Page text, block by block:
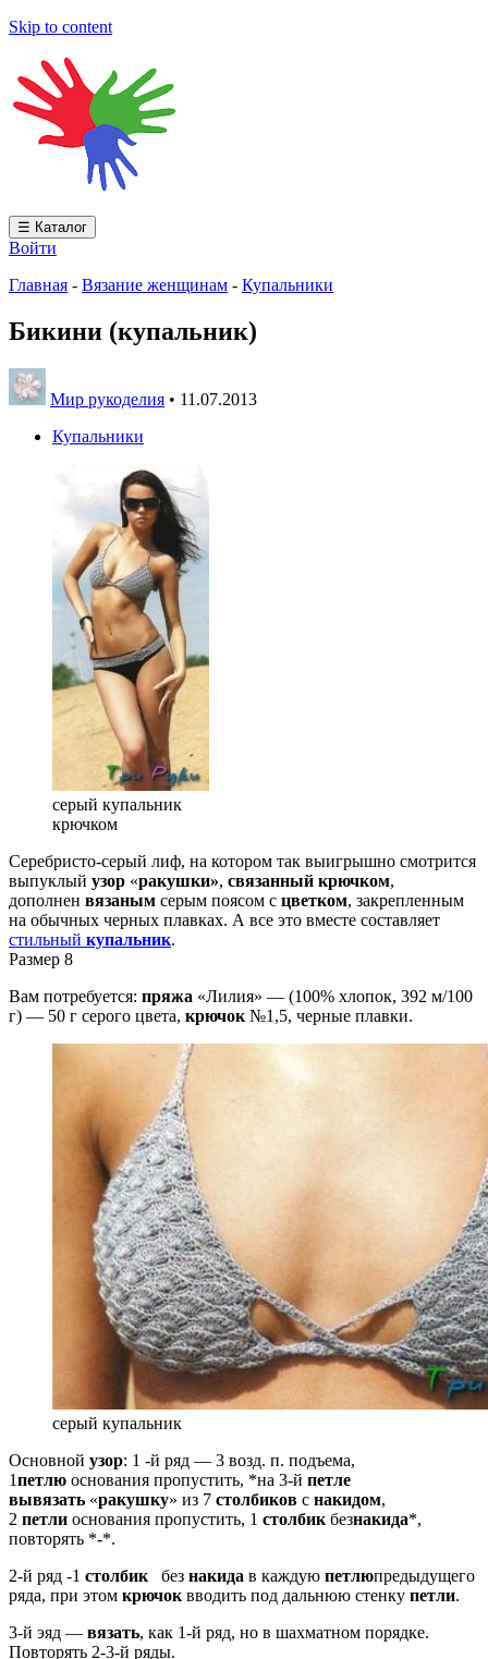
Skip to content
☰ Каталог
Войти
Главная - Вязание женщинам - Купальники
Бикини (купальник)
Мир рукоделия • 11.07.2013
Купальники
серый купальник
крючком
Серебристо-серый лиф, на котором так выигрышно смотрится
выпуклый узор «ракушки», связанный крючком,
дополнен вязаным серым поясом с цветком, закрепленным
на обычных черных плавках. А все это вместе составляет
стильный купальник.
Размер 8
Вам потребуется: пряжа «Лилия» — (100% хлопок, 392 м/100
г) — 50 г серого цвета, крючок №1,5, черные плавки.
серый купальник
Основной узор: 1 -й ряд — 3 возд. п. подъема,
1петлю основания пропустить, *на 3-й петле
вывязать «ракушку» из 7 столбиков с накидом,
2 петли основания пропустить, 1 столбик безнакида*,
повторять *-*.
2-й ряд -1 столбик без накида в каждую петлюпредыдущего
ряда, при этом крючок вводить под дальнюю стенку петли.
3-й эяд — вязать, как 1-й ряд, но в шахматном по­рядке.
Повторять 2-3-й ряды.